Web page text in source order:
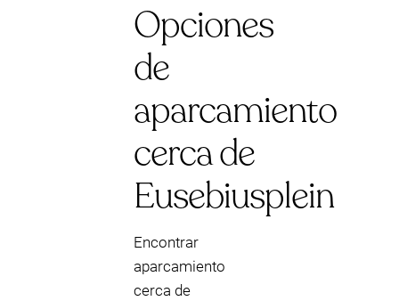
Opciones
de
aparcamiento
cerca de
Eusebiusplein
Encontrar
aparcamiento
cerca de